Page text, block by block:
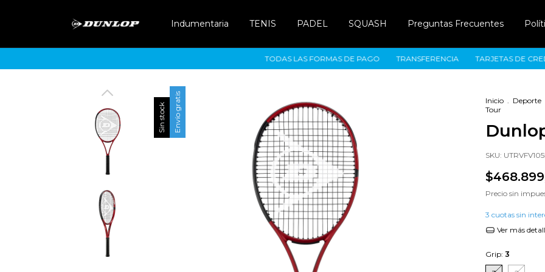
Indumentaria TENIS PADEL SQUASH Preguntas Frecuentes
TODAS LAS FORMAS DE PAGO TRANSFERENCIA TARJETAS DE
Sin stock Envío gratis Inicio . Deporte
Tour
SKU:
Precio sin
3 cuotas sin
Ver más
Grip: 3